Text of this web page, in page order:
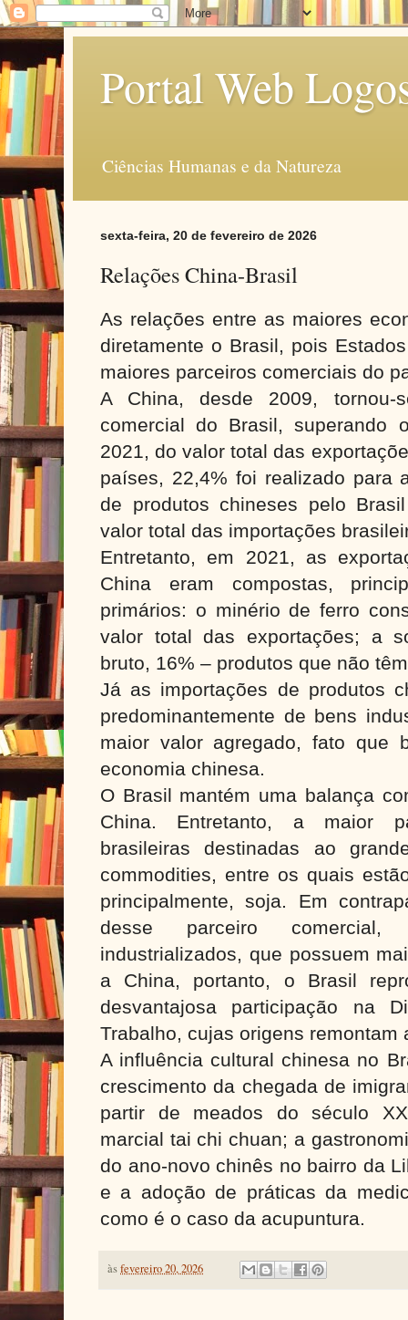
Portal Web
Ciências Humanas e da Natureza
sexta-feira, 20 de fevereiro de 2026
Relações China-Brasil
As relações entre as maiores
diretamente o Brasil, pois
maiores parceiros comerciais do
A China, desde 2009, tornou-
comercial do Brasil, superando
2021, do valor total das
países, 22,4% foi realizado para
de produtos chineses pelo
valor total das importações
Entretanto, em 2021, as
China eram compostas,
primários: o minério de ferro
valor total das exportações; a
bruto, 16% – produtos que não
Já as importações de produtos
predominantemente de bens
maior valor agregado, fato que
economia chinesa.
O Brasil mantém uma balança
China. Entretanto, a maior
brasileiras destinadas ao
commodities, entre os quais
principalmente, soja. Em
desse parceiro comercial,
industrializados, que possuem
a China, portanto, o Brasil
desvantajosa participação na
Trabalho, cujas origens remontam
A influência cultural chinesa no
crescimento da chegada de
partir de meados do século
marcial tai chi chuan; a
do ano-novo chinês no bairro da
e a adoção de práticas da
como é o caso da acupuntura.
àsfevereiro 20, 2026